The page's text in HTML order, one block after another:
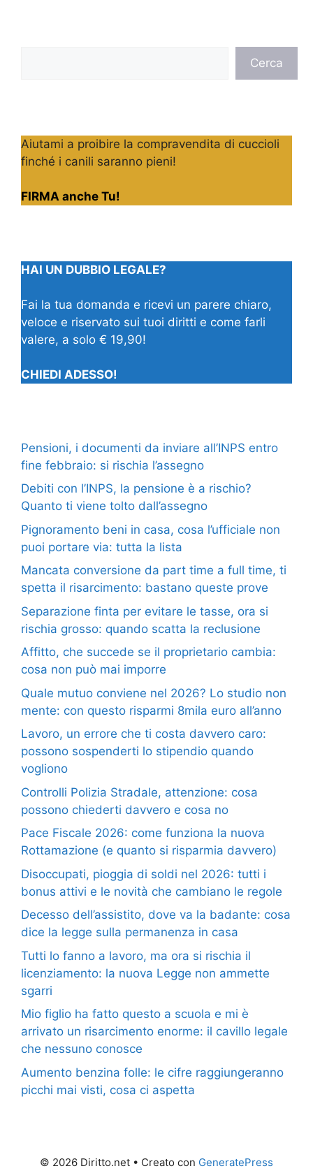
Cerca
Aiutami a proibire la compravendita di cuccioli
finché i canili saranno pieni!
FIRMA anche Tu!
HAI UN DUBBIO LEGALE?
Fai la tua domanda e ricevi un parere chiaro,
veloce e riservato sui tuoi diritti e come farli
valere, a solo € 19,90!
CHIEDI ADESSO!
Pensioni, i documenti da inviare all’INPS entro
fine febbraio: si rischia l’assegno
Debiti con l’INPS, la pensione è a rischio?
Quanto ti viene tolto dall’assegno
Pignoramento beni in casa, cosa l’ufficiale non
puoi portare via: tutta la lista
Mancata conversione da part time a full time, ti
spetta il risarcimento: bastano queste prove
Separazione finta per evitare le tasse, ora si
rischia grosso: quando scatta la reclusione
Affitto, che succede se il proprietario cambia:
cosa non può mai imporre
Quale mutuo conviene nel 2026? Lo studio non
mente: con questo risparmi 8mila euro all’anno
Lavoro, un errore che ti costa davvero caro:
possono sospenderti lo stipendio quando
vogliono
Controlli Polizia Stradale, attenzione: cosa
possono chiederti davvero e cosa no
Pace Fiscale 2026: come funziona la nuova
Rottamazione (e quanto si risparmia davvero)
Disoccupati, pioggia di soldi nel 2026: tutti i
bonus attivi e le novità che cambiano le regole
Decesso dell’assistito, dove va la badante: cosa
dice la legge sulla permanenza in casa
Tutti lo fanno a lavoro, ma ora si rischia il
licenziamento: la nuova Legge non ammette
sgarri
Mio figlio ha fatto questo a scuola e mi è
arrivato un risarcimento enorme: il cavillo legale
che nessuno conosce
Aumento benzina folle: le cifre raggiungeranno
picchi mai visti, cosa ci aspetta
© 2026 Diritto.net • Creato con GeneratePress